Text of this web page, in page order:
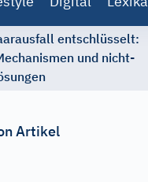
entschlüsselt:
und nicht-
Artikel